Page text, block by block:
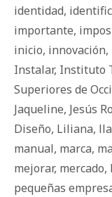
identidad,
importante,
inicio, innovación,
Instalar, Instituto
Superiores de
Jaqueline, Jesús
Diseño, Liliana,
manual, marca,
mejorar, mercado,
pequeñas